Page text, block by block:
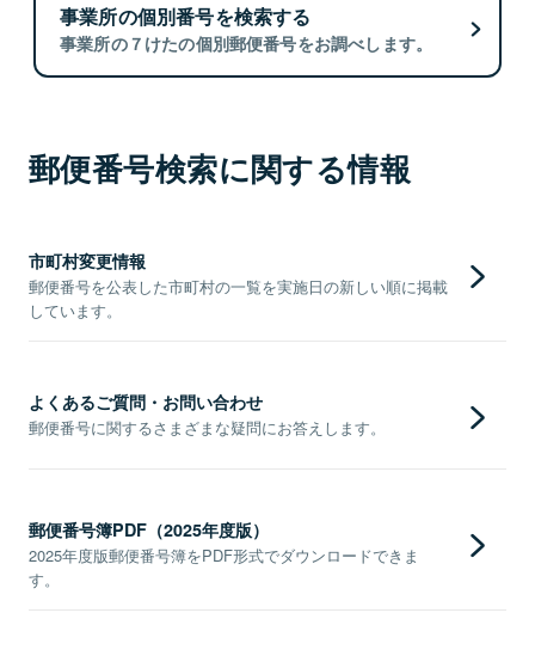
事業所の個別番号を検索する
事業所の７けたの個別郵便番号をお調べします。
郵便番号検索に関する情報
市町村変更情報
郵便番号を公表した市町村の一覧を実施日の新しい順に掲載
しています。
よくあるご質問・お問い合わせ
郵便番号に関するさまざまな疑問にお答えします。
郵便番号簿PDF（2025年度版）
2025年度版郵便番号簿をPDF形式でダウンロードできま
す。